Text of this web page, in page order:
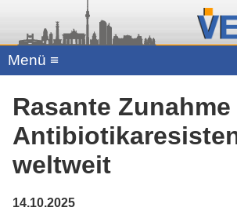
Menü ≡
Rasante
weltweit
14.10.2025